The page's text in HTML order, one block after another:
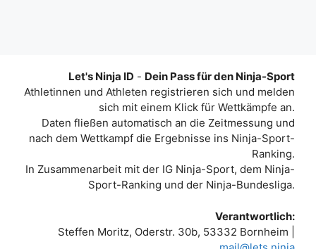
Let's Ninja ID - Dein Pass für den Ninja-Sport
Athletinnen und Athleten registrieren sich und melden
sich mit einem Klick für Wettkämpfe an.
Daten fließen automatisch an die Zeitmessung und
nach dem Wettkampf die Ergebnisse ins Ninja-Sport-
Ranking.
In Zusammenarbeit mit der IG Ninja-Sport, dem Ninja-
Sport-Ranking und der Ninja-Bundesliga.
Verantwortlich:
Steffen Moritz, Oderstr. 30b, 53332 Bornheim |